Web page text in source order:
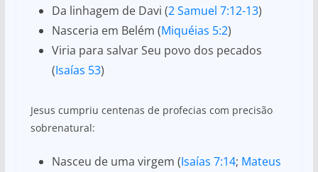
Da linhagem de Davi (2 Samuel 7:12-13)
Nasceria em Belém (Miquéias 5:2)
Viria para salvar Seu povo dos pecados
(Isaías 53)
Jesus cumpriu centenas de profecias com precisão
sobrenatural:
Nasceu de uma virgem (Isaías 7:14; Mateus